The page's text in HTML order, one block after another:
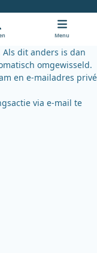
o
k
b
k
y
Menu
dit anders is dan
omgewisseld.
en e-mailadres privé
via e-mail te